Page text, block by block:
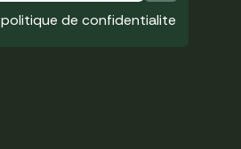
politique de confidentialite